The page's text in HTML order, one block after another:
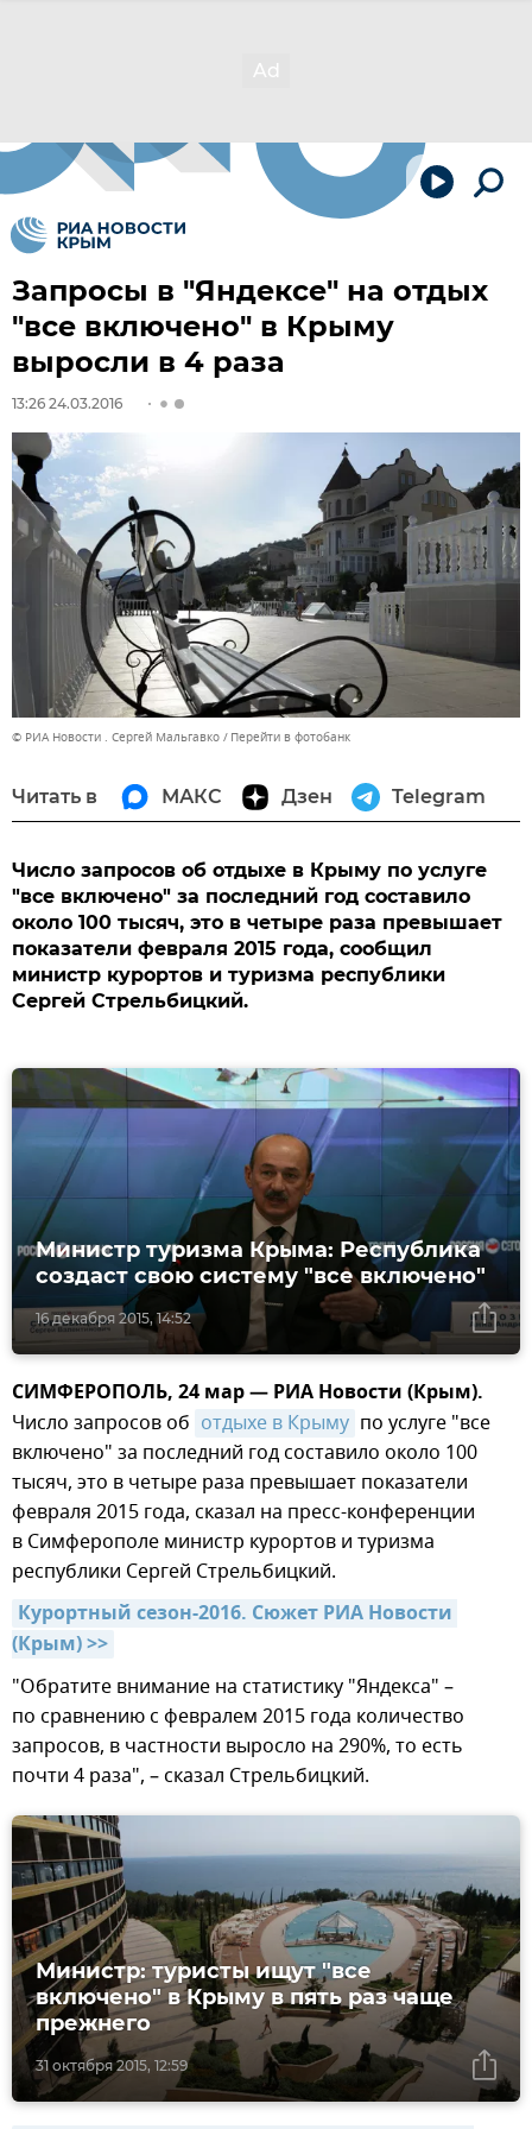
Запросы в "Яндексе" на отдых
"все включено" в Крыму
выросли в 4 раза
13:26 24.03.2016
© РИА Новости . Сергей Мальгавко Перейти в фотобанк
Читать в МАКС Дзен Telegram
Число запросов об отдыхе в Крыму по услуге
"все включено" за последний год составило
около 100 тысяч, это в четыре раза превышает
показатели февраля 2015 года, сообщил
министр курортов и туризма республики
Сергей Стрельбицкий.
16 декабря 2015, 14:52
Министр туризма Крыма: Республика
создаст свою систему "все включено"
СИМФЕРОПОЛЬ, 24 мар — РИА Новости (Крым).
Число запросов об отдыхе в Крыму по услуге "все
включено" за последний год составило около 100
тысяч, это в четыре раза превышает показатели
февраля 2015 года, сказал на пресс-конференции
в Симферополе министр курортов и туризма
республики Сергей Стрельбицкий.
Курортный сезон-2016. Сюжет РИА Новости
(Крым) >>
"Обратите внимание на статистику "Яндекса" –
по сравнению с февралем 2015 года количество
запросов, в частности выросло на 290%, то есть
почти 4 раза", – сказал Стрельбицкий.
31 октября 2015, 12:59
Министр: туристы ищут "все
включено" в Крыму в пять раз чаще
прежнего